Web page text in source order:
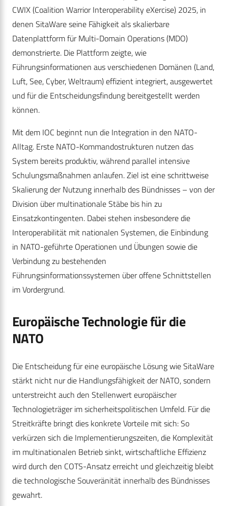
CWIX (Coalition Warrior Interoperability eXercise) 2025, in
denen SitaWare seine Fähigkeit als skalierbare
Datenplattform für Multi-Domain Operations (MDO)
demonstrierte. Die Plattform zeigte, wie
Führungsinformationen aus verschiedenen Domänen (Land,
Luft, See, Cyber, Weltraum) effizient integriert, ausgewertet
und für die Entscheidungsfindung bereitgestellt werden
können.
Mit dem IOC beginnt nun die Integration in den NATO-
Alltag. Erste NATO-Kommandostrukturen nutzen das
System bereits produktiv, während parallel intensive
Schulungsmaßnahmen anlaufen. Ziel ist eine schrittweise
Skalierung der Nutzung innerhalb des Bündnisses – von der
Division über multinationale Stäbe bis hin zu
Einsatzkontingenten. Dabei stehen insbesondere die
Interoperabilität mit nationalen Systemen, die Einbindung
in NATO-geführte Operationen und Übungen sowie die
Verbindung zu bestehenden
Führungsinformationssystemen über offene Schnittstellen
im Vordergrund.
Europäische Technologie für die
NATO
Die Entscheidung für eine europäische Lösung wie SitaWare
stärkt nicht nur die Handlungsfähigkeit der NATO, sondern
unterstreicht auch den Stellenwert europäischer
Technologieträger im sicherheitspolitischen Umfeld. Für die
Streitkräfte bringt dies konkrete Vorteile mit sich: So
verkürzen sich die Implementierungszeiten, die Komplexität
im multinationalen Betrieb sinkt, wirtschaftliche Effizienz
wird durch den COTS-Ansatz erreicht und gleichzeitig bleibt
die technologische Souveränität innerhalb des Bündnisses
gewahrt.